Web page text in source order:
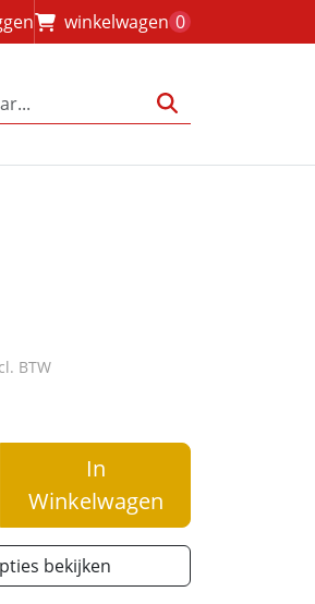
winkelwagen 0
BTW
In
Winkelwagen
bekijken